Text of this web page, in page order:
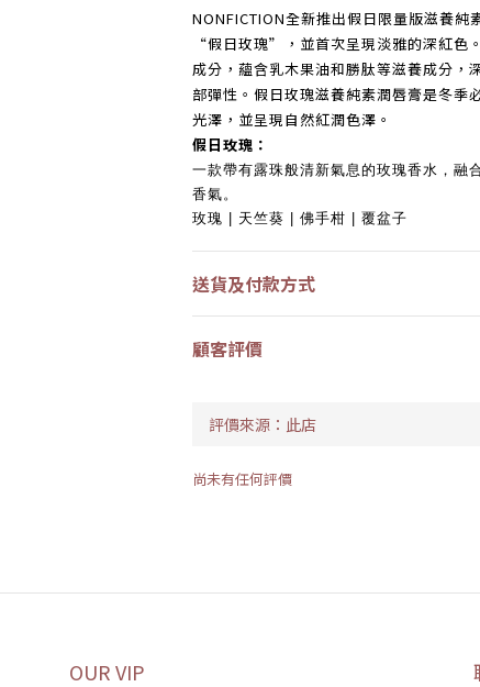
NONFICTION全新推出假日限量版滋養純
“假日玫瑰”，並首次呈現淡雅的深紅色
成分，蘊含乳木果油和勝肽等滋養成分，
部彈性。假日玫瑰滋養純素潤唇膏是冬季
光澤，並呈現自然紅潤色澤。
假日玫瑰：
一款帶有露珠般清新氣息的玫瑰香水，融
香氣。
玫瑰 | 天竺葵 | 佛手柑 | 覆盆子
送貨及付款方式
顧客評價
尚未有任何評價
OUR VIP